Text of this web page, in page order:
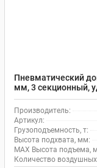
Пневматический
мм, 3 секционный,
Производитель:
Артикул:
Грузоподъемность, т:
Высота подхвата, мм:
MAX Высота подъема,
Количество воздушных